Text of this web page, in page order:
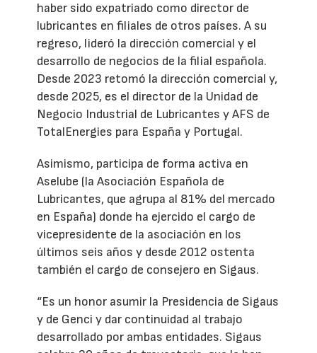
haber sido expatriado como director de
lubricantes en filiales de otros países. A su
regreso, lideró la dirección comercial y el
desarrollo de negocios de la filial española.
Desde 2023 retomó la dirección comercial y,
desde 2025, es el director de la Unidad de
Negocio Industrial de Lubricantes y AFS de
TotalEnergies para España y Portugal.
Asimismo, participa de forma activa en
Aselube (la Asociación Española de
Lubricantes, que agrupa al 81% del mercado
en España) donde ha ejercido el cargo de
vicepresidente de la asociación en los
últimos seis años y desde 2012 ostenta
también el cargo de consejero en Sigaus.
“Es un honor asumir la Presidencia de Sigaus
y de Genci y dar continuidad al trabajo
desarrollado por ambas entidades. Sigaus